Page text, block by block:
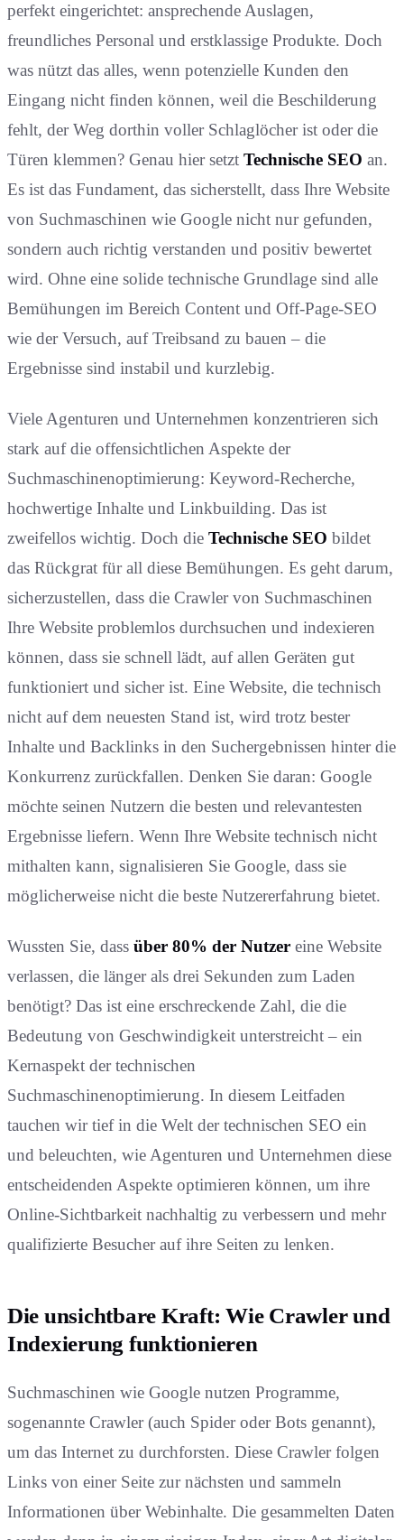
perfekt eingerichtet: ansprechende Auslagen,
freundliches Personal und erstklassige Produkte. Doch
was nützt das alles, wenn potenzielle Kunden den
Eingang nicht finden können, weil die Beschilderung
fehlt, der Weg dorthin voller Schlaglöcher ist oder die
Türen klemmen? Genau hier setzt Technische SEO an.
Es ist das Fundament, das sicherstellt, dass Ihre Website
von Suchmaschinen wie Google nicht nur gefunden,
sondern auch richtig verstanden und positiv bewertet
wird. Ohne eine solide technische Grundlage sind alle
Bemühungen im Bereich Content und Off-Page-SEO
wie der Versuch, auf Treibsand zu bauen – die
Ergebnisse sind instabil und kurzlebig.
Viele Agenturen und Unternehmen konzentrieren sich
stark auf die offensichtlichen Aspekte der
Suchmaschinenoptimierung: Keyword-Recherche,
hochwertige Inhalte und Linkbuilding. Das ist
zweifellos wichtig. Doch die Technische SEO bildet
das Rückgrat für all diese Bemühungen. Es geht darum,
sicherzustellen, dass die Crawler von Suchmaschinen
Ihre Website problemlos durchsuchen und indexieren
können, dass sie schnell lädt, auf allen Geräten gut
funktioniert und sicher ist. Eine Website, die technisch
nicht auf dem neuesten Stand ist, wird trotz bester
Inhalte und Backlinks in den Suchergebnissen hinter die
Konkurrenz zurückfallen. Denken Sie daran: Google
möchte seinen Nutzern die besten und relevantesten
Ergebnisse liefern. Wenn Ihre Website technisch nicht
mithalten kann, signalisieren Sie Google, dass sie
möglicherweise nicht die beste Nutzererfahrung bietet.
Wussten Sie, dass über 80% der Nutzer eine Website
verlassen, die länger als drei Sekunden zum Laden
benötigt? Das ist eine erschreckende Zahl, die die
Bedeutung von Geschwindigkeit unterstreicht – ein
Kernaspekt der technischen
Suchmaschinenoptimierung. In diesem Leitfaden
tauchen wir tief in die Welt der technischen SEO ein
und beleuchten, wie Agenturen und Unternehmen diese
entscheidenden Aspekte optimieren können, um ihre
Online-Sichtbarkeit nachhaltig zu verbessern und mehr
qualifizierte Besucher auf ihre Seiten zu lenken.
Die unsichtbare Kraft: Wie Crawler und
Indexierung funktionieren
Suchmaschinen wie Google nutzen Programme,
sogenannte Crawler (auch Spider oder Bots genannt),
um das Internet zu durchforsten. Diese Crawler folgen
Links von einer Seite zur nächsten und sammeln
Informationen über Webinhalte. Die gesammelten Daten